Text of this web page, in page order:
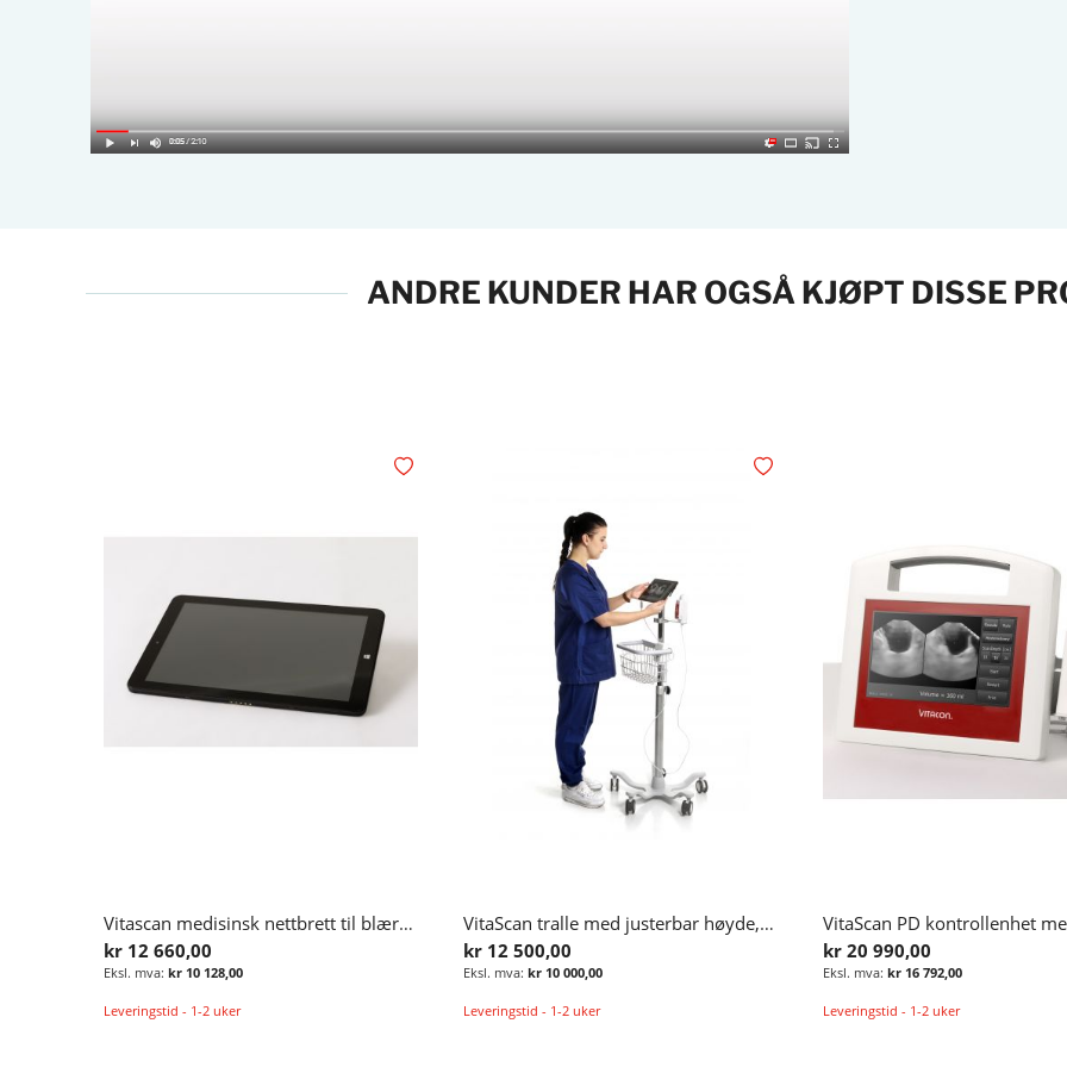
ANDRE KUNDER HAR OGSÅ KJØPT DISSE
Vitascan medisinsk nettbrett til blæreskanner
kr 12 660,00
kr 10 128,00
Leveringstid - 1-2 uker Legg i handlekurv
Legg i ønskelisten
VitaScan tralle med justerbar høyde, probeholler og kurv
kr 12 500,00
kr 10 000,00
Leveringstid - 1-2 uker Legg i handlekurv
Legg i ønskelisten
kr 20 990,00
kr 16 792,00
Leveringstid - 1-2 uker